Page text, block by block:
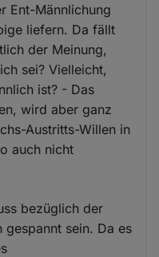
Ent-Männlichung
liefern. Da fällt
der Meinung,
sei? Vielleicht,
ist? - Das
wird aber ganz
Austritts-Willen in
auch nicht
bezüglich der
gespannt sein. Da es